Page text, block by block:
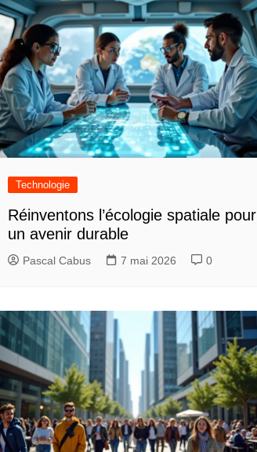
Technologie
Réinventons l’écologie spatiale pour
un avenir durable
Pascal Cabus 7 mai 2026 0